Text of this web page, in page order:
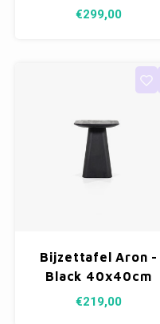
66cm
€299,00
Bijzettafel Aron -
Black 40x40cm
€219,00